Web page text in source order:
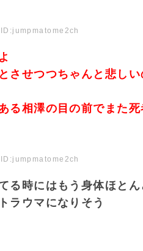
ID:jumpmatome2ch
させつつちゃんと悲しい
る相澤の目の前でまた
ID:jumpmatome2ch
る時にはもう身体ほと
ラウマになりそう